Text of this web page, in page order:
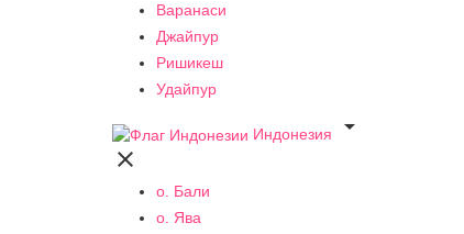
Варанаси
Джайпур
Ришикеш
Удайпур
Индонезия


о. Бали
о. Ява